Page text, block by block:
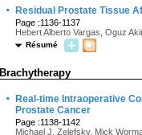
· Residual Prostate Tissue
Page :1136-1137
Hebert Alberto Vargas, Oguz
Résumé
Brachytherapy
·
Real-time Intraoperative
Prostate Cancer
Page :1138-1142
Michael J. Zelefsky, Mick